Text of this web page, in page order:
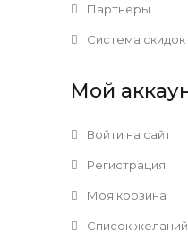
Партнеры
Система скидок
Мой
Войти на сайт
Регистрация
Моя корзина
Список желаний